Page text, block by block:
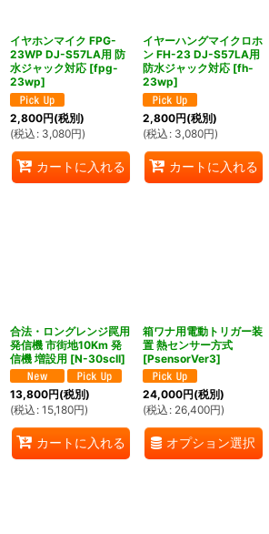
イヤホンマイク FPG-
23WP DJ-S57LA用 防
水ジャック対応 [fpg-
23wp]
2,800円(税別)
(税込 : 3,080円)
カートに入れる
イヤーハングマイクロホ
ン FH-23 DJ-S57LA用
防水ジャック対応 [fh-
23wp]
2,800円(税別)
(税込 : 3,080円)
カートに入れる
合法・ロングレンジ罠用
発信機 市街地10Km 発
信機 増設用 [N-30scII]
13,800円(税別)
(税込 : 15,180円)
カートに入れる
箱ワナ用電動トリガー装
置 熱センサー方式
[PsensorVer3]
24,000円(税別)
(税込 : 26,400円)
オプション選択